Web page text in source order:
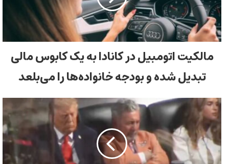
مالکیت اتومبیل در کانادا به یک کابوس مالی
تبدیل شده و بودجه خانواده‌ها را می‌بلعد